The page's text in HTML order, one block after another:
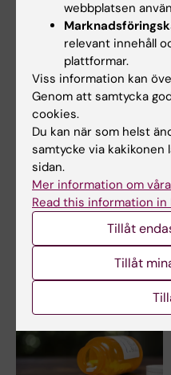
Relaterade artiklar
25 jun 2026
Oväntade samband
upptäckta i cellens
energimaskineri
I en ny studie som publicerats i
Nature Communications
webbplatsen
relevant innehåll
plattformar.
Viss information kan
Genom att samtycka
cookies.
Du kan när som helst
samtycke via
sidan.
Mer information om
Read this information in
Tillåt
Tillåt